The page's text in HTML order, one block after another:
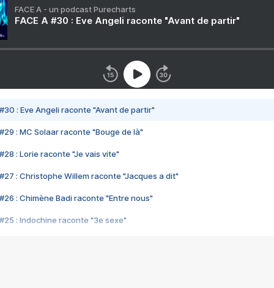
FACE A - un podcast Purecharts
FACE A #30 : Eve Angeli raconte "Avant de partir"
#30 : Eve Angeli raconte "Avant de partir"
#29 : MC Solaar raconte "Bouge de là"
#28 : Lorie raconte "Je vais vite"
#27 : Christophe Willem raconte "Jacques a dit"
#26 : Chimène Badi raconte "Entre nous"
#25 : Indochine raconte "3e sexe"